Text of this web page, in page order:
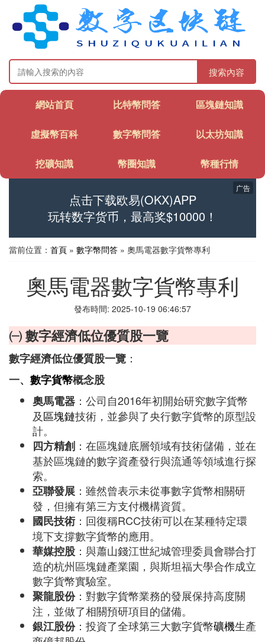
搜索內容
網站首頁 比特幣問答 區塊鏈知識
虛擬幣百科 數字幣問答 以太坊知識
挖礦知識 幣圈知識 幣種行情
点击下载欧易(OKX)APP
玩转数字货币，最高奖$10000！
广告
當前位置： 首頁 » 數字幣問答 » 奧馬電器數字貨幣專利
奧馬電器數字貨幣專利
發布時間: 2025-10-19 06:46:57
㈠ 數字經濟低位優質股一覽
數字經濟低位優質股一覽 ：
一、 數字貨幣概念股
奧馬電器 ：公司自2016年初開始研究數字貨幣
及區塊鏈技術，並參與了央行數字貨幣的原型設
計。
四方精創 ：在區塊鏈底層領域有技術儲備，並在
基於區塊鏈的數字資產發行與流通等領域進行探
索。
亞聯發展 ：雖然曾表示未從事數字貨幣相關研
發，但擁有第三方支付機構資質。
國民技術：回復稱RCC技術可以在某種特定環
境下支撐數字貨幣的應用。
華媒控股 ：與蕭山錢江世紀城管理委員會聯合打
造的杭州區塊鏈產業園，與斯坦福大學合作成立
數字貨幣實驗室。
聚龍股份：對數字貨幣業務的發展保持高度關
注，並做了相關預研項目的儲備。
銀江股份：投資了全球第三大數字貨幣礦機生產